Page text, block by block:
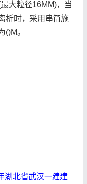
大粒径16MM)，当
析时，采用串筒施
()M。
湖北省武汉一建建